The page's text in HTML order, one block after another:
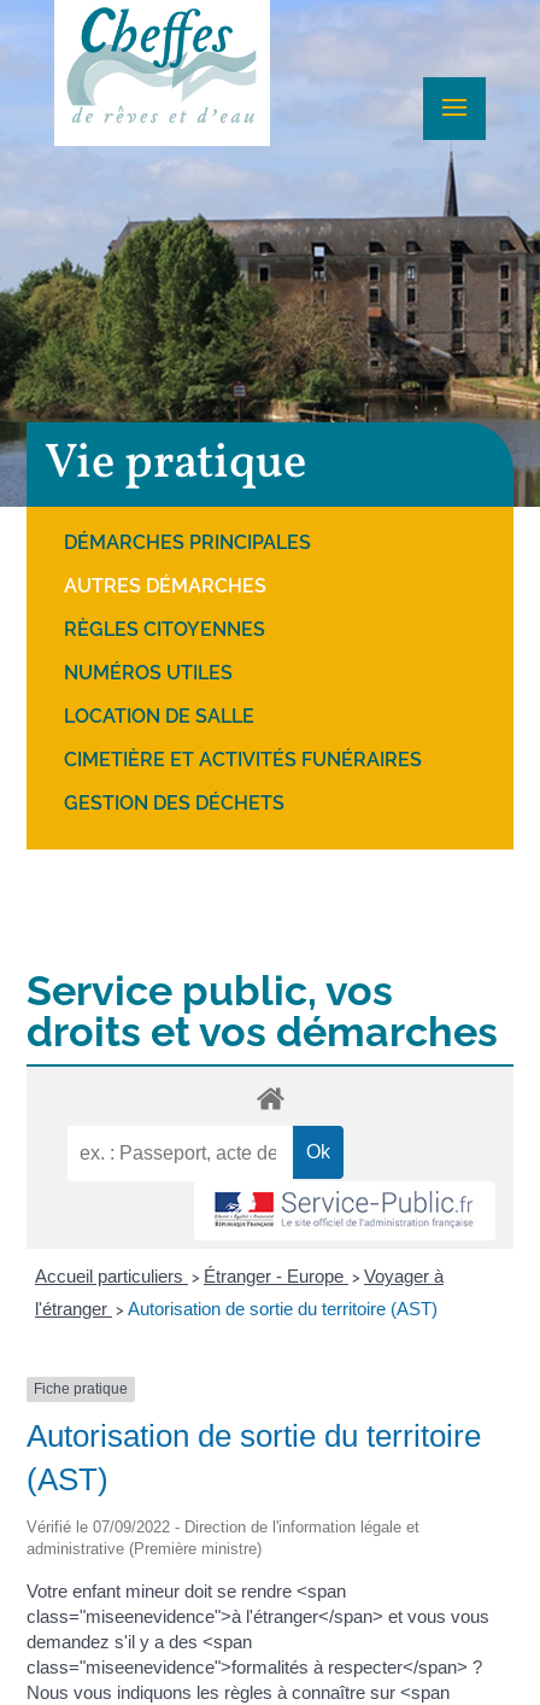
Vie pratique
DÉMARCHES PRINCIPALES
AUTRES DÉMARCHES
RÈGLES CITOYENNES
NUMÉROS UTILES
LOCATION DE SALLE
CIMETIÈRE ET ACTIVITÉS FUNÉRAIRES
GESTION DES DÉCHETS
Service public, vos
droits et vos démarches
Accueil particuliers > Étranger - Europe > Voyager à
l'étranger > Autorisation de sortie du territoire (AST)
Fiche pratique
Autorisation de sortie du territoire
(AST)
Vérifié le 07/09/2022 - Direction de l'information légale et
administrative (Première ministre)
Votre enfant mineur doit se rendre <span
class="miseenevidence">à l'étranger</span> et vous vous
demandez s'il y a des <span
class="miseenevidence">formalités à respecter</span> ?
Nous vous indiquons les règles à connaître sur <span